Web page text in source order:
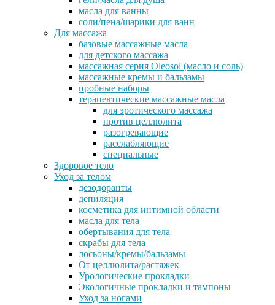
масла для ванны
соли/пена/шарики для ванн
Для массажа
базовые массажные масла
для детского массажа
массажная серия Oleosol (масло и соль)
массажные кремы и бальзамы
пробные наборы
терапевтические массажные масла
для эротического массажа
против целлюлита
разогревающие
расслабляющие
специальные
Здоровое тело
Уход за телом
дезодоранты
депиляция
косметика для интимной области
масла для тела
обертывания для тела
скрабы для тела
лосьоны/кремы/бальзамы
От целлюлита/растяжек
Урологические прокладки
Экологичные прокладки и тампоны
Уход за ногами